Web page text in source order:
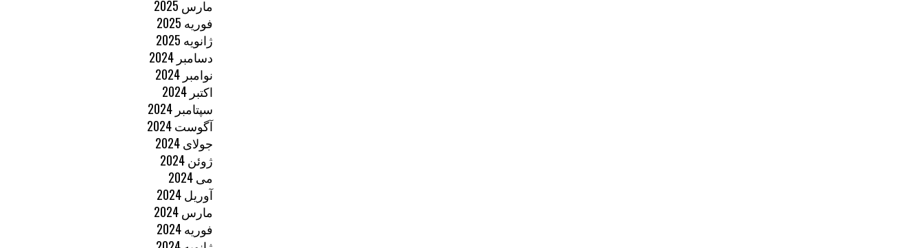
مارس 2025
فوریه 2025
ژانویه 2025
دسامبر 2024
نوامبر 2024
اکتبر 2024
سپتامبر 2024
آگوست 2024
جولای 2024
ژوئن 2024
می 2024
آوریل 2024
مارس 2024
فوریه 2024